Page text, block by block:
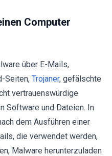
Computer
über E-Mails,
Seiten, Trojaner, gefälschte
vertrauenswürdige
Software und Dateien. In
dem Ausführen einer
die verwendet werden,
Malware herunterzuladen